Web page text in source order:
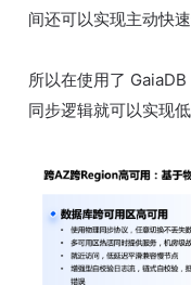
间还可以实现主动快
所以在使用了
同步逻辑就可以实现